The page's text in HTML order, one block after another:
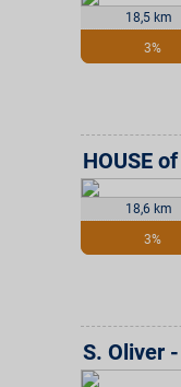
18,5 km
3%
18,6 km
3%